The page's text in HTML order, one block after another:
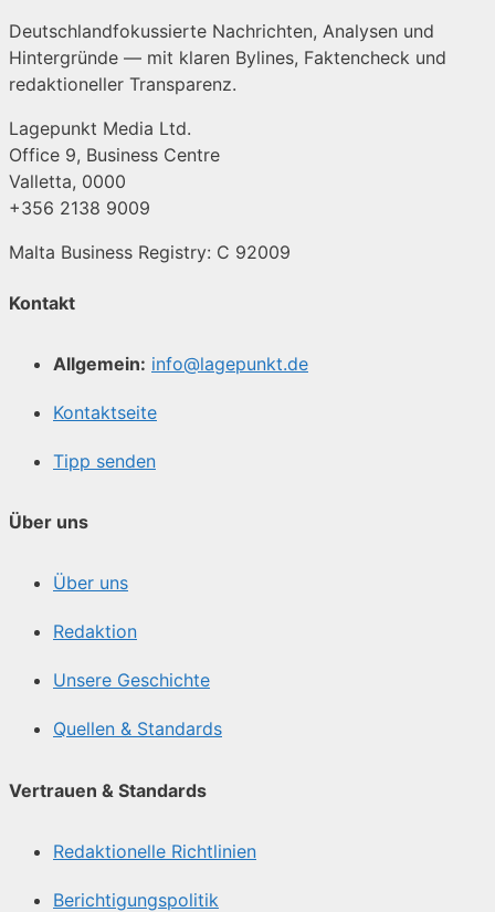
Deutschlandfokussierte Nachrichten, Analysen und
Hintergründe — mit klaren Bylines, Faktencheck und
redaktioneller Transparenz.
Lagepunkt Media Ltd.
Office 9, Business Centre
Valletta, 0000
+356 2138 9009
Malta Business Registry: C 92009
Kontakt
Allgemein: info@lagepunkt.de
Kontaktseite
Tipp senden
Über uns
Über uns
Redaktion
Unsere Geschichte
Quellen & Standards
Vertrauen & Standards
Redaktionelle Richtlinien
Berichtigungspolitik